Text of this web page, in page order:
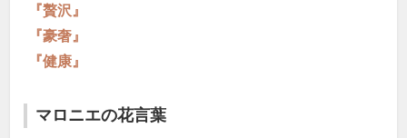
『贅沢』
『豪奢』
『健康』
マロニエの花言葉